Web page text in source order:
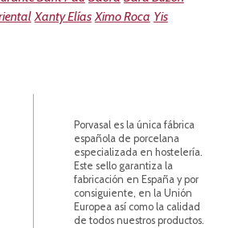
Xanty Elías Ximo Roca Yis
Porvasal es la única fábrica
española de porcelana
especializada en hostelería.
Este sello garantiza la
fabricación en España y por
consiguiente, en la Unión
Europea así como la calidad
de todos nuestros productos.